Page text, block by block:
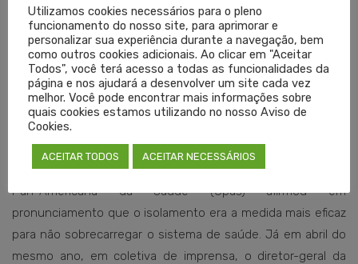
mais rigorosa.
O que diz a OMS?
A Organização Mundial da Saúde (OMS) reconhece o
isolamento como uma das intervenções não-farmacêuticas
para frear a transmissão do vírus, levando-se em
consideração a realidade de cada país. Conforme notícia de
março de 2020, publicada na Agência Brasil, a Organização
Pan-Americana da Saúde (Opas) afirmou em
pronunciamento que o isolamento era a medida mais eficaz
para não sobrecarregar o sistema de saúde. Já em abril do
mesmo ano, em coletiva de imprensa, o diretor-geral da
Utilizamos cookies necessários para o pleno
funcionamento do nosso site, para aprimorar e
personalizar sua experiência durante a navegação, bem
como outros cookies adicionais. Ao clicar em "Aceitar
Todos", você terá acesso a todas as funcionalidades da
página e nos ajudará a desenvolver um site cada vez
melhor. Você pode encontrar mais informações sobre
quais cookies estamos utilizando no nosso Aviso de
Cookies.
ACEITAR TODOS ACEITAR NECESSÁRIOS